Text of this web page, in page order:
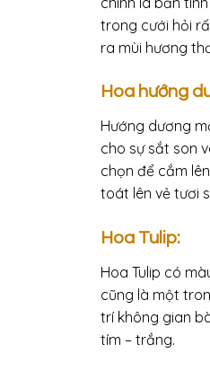
trong cưới hỏi
ra mùi hương
Hoa hướng
Hướng dương
cho sự sắt son
chọn để cắm
toát lên vẻ tươi
Hoa Tulip:
Hoa Tulip có
cũng là một
trí không gian
tím – trắng.